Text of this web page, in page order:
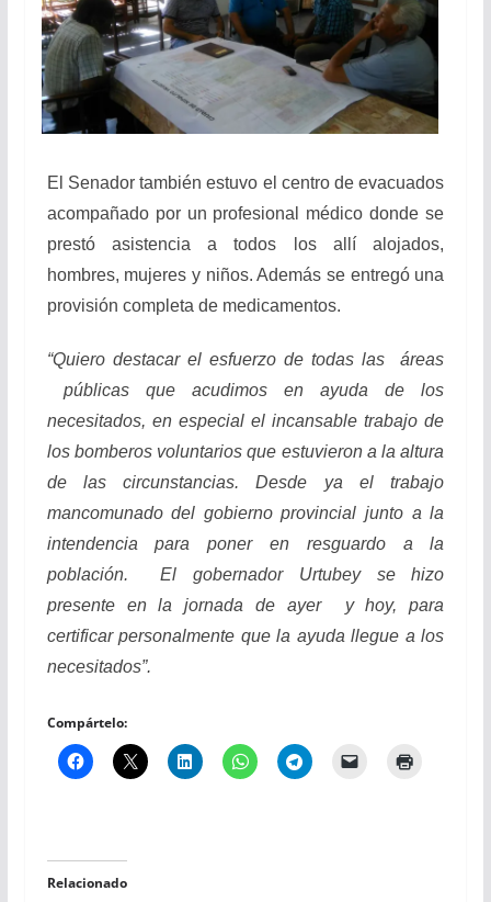
El Senador también estuvo el centro de evacuados
acompañado por un profesional médico donde se
prestó asistencia a todos los allí alojados,
hombres, mujeres y niños. Además se entregó una
provisión completa de medicamentos.
“Quiero destacar el esfuerzo de todas las áreas
públicas que acudimos en ayuda de los
necesitados, en especial el incansable trabajo de
los bomberos voluntarios que estuvieron a la altura
de las circunstancias. Desde ya el trabajo
mancomunado del gobierno provincial junto a la
intendencia para poner en resguardo a la
población. El gobernador Urtubey se hizo
presente en la jornada de ayer y hoy, para
certificar personalmente que la ayuda llegue a los
necesitados”.
Compártelo:
Relacionado